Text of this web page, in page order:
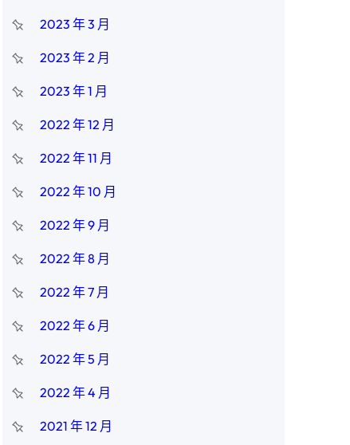
2023 年 3 月
2023 年 2 月
2023 年 1 月
2022 年 12 月
2022 年 11 月
2022 年 10 月
2022 年 9 月
2022 年 8 月
2022 年 7 月
2022 年 6 月
2022 年 5 月
2022 年 4 月
2021 年 12 月